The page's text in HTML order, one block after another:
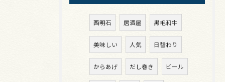
西明石 居酒屋 黒毛和牛
美味しい 人気 日替わり
からあげ だし巻き ビール